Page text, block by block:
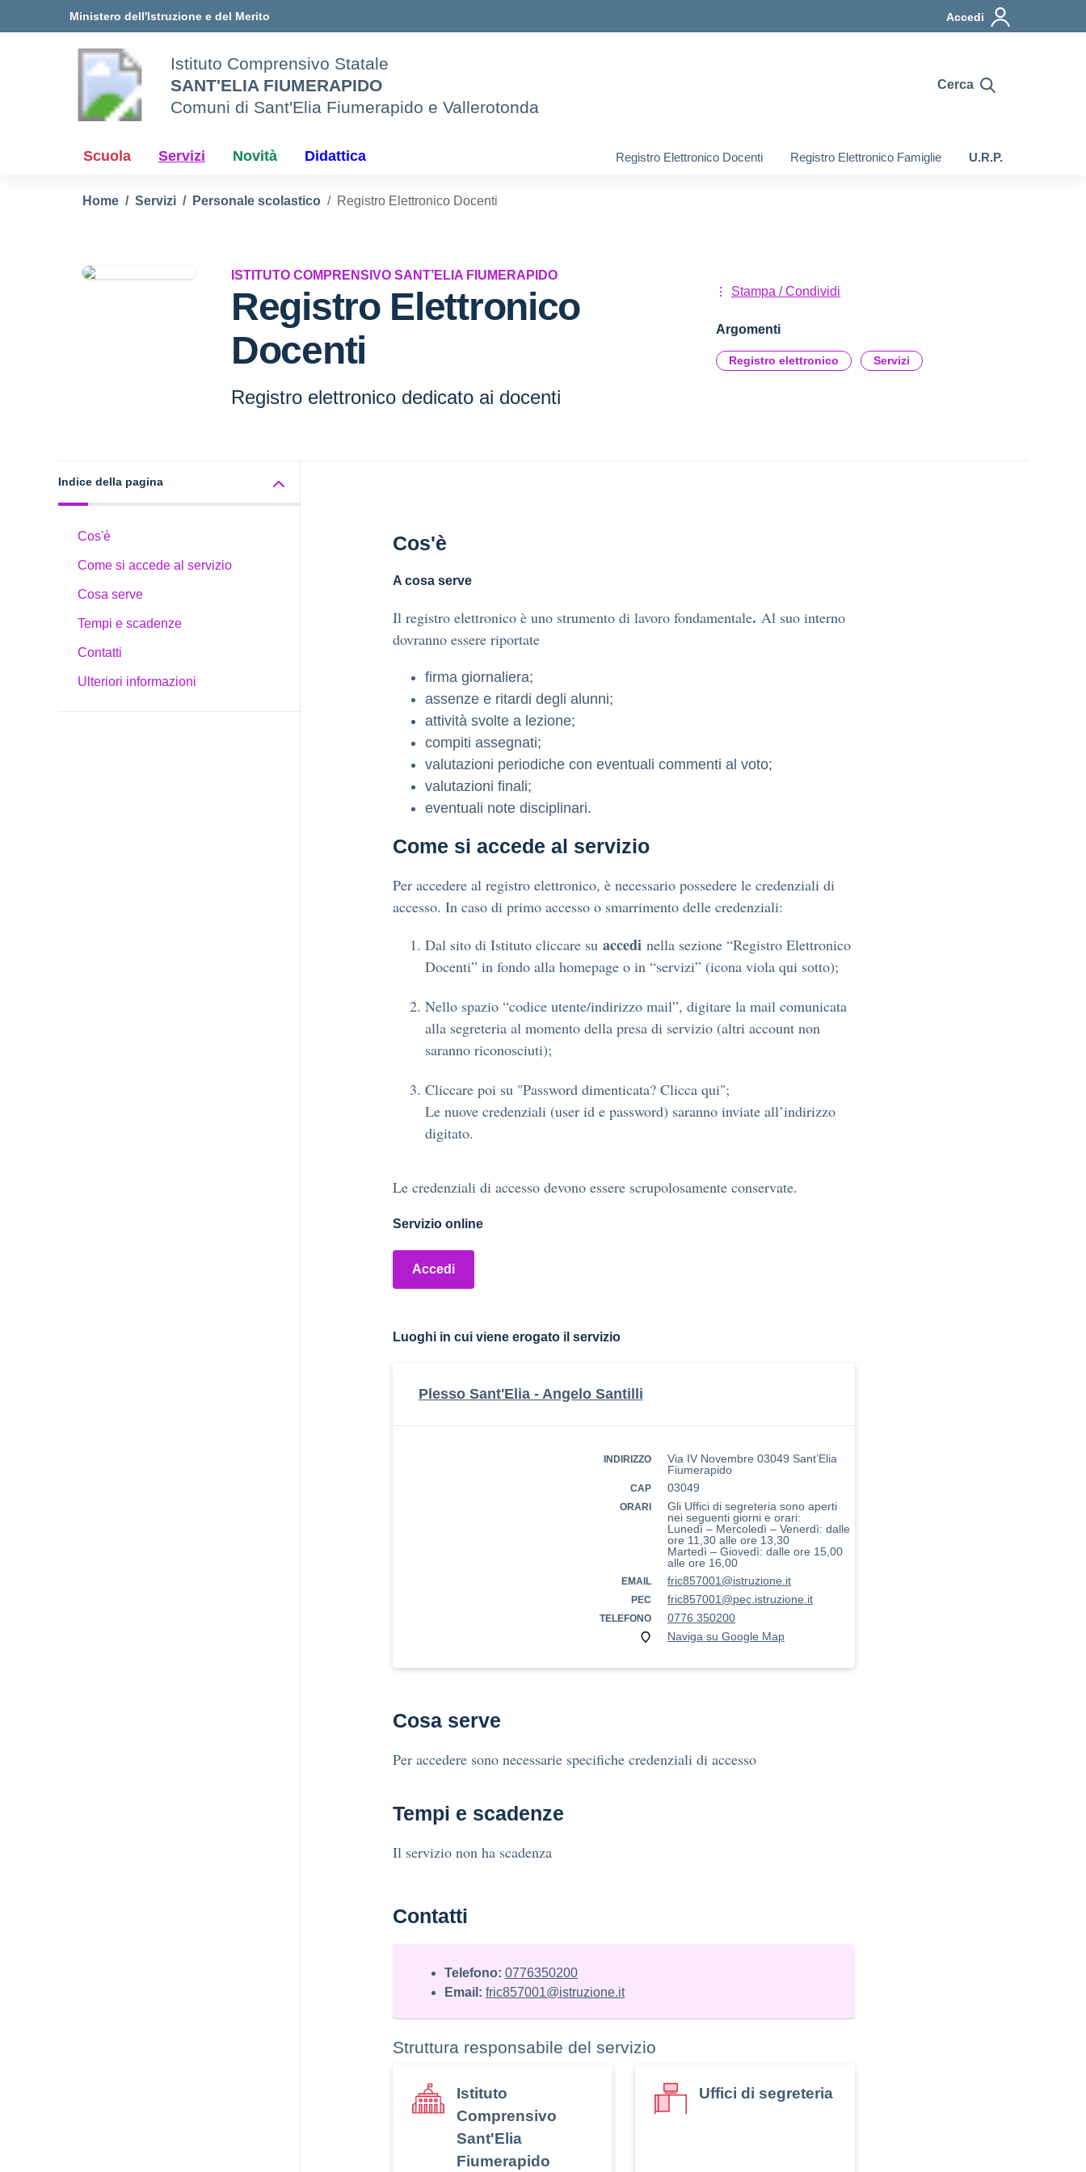
Ministero dell'Istruzione e del Merito Accedi
Istituto Comprensivo Statale
SANT'ELIA FIUMERAPIDO
Comuni di Sant'Elia Fiumerapido e Vallerotonda
Cerca
Scuola Servizi Novità Didattica Registro Elettronico Docenti Registro Elettronico Famiglie U.R.P.
Home Servizi Personale scolastico Registro Elettronico Docenti
ISTITUTO COMPRENSIVO SANT’ELIA FIUMERAPIDO
Registro Elettronico
Docenti
Registro elettronico dedicato ai docenti
Stampa / Condividi
Argomenti
Registro elettronico Servizi
Indice della pagina
Cos'è
Come si accede al servizio
Cosa serve
Tempi e scadenze
Contatti
Ulteriori informazioni
Cos'è
A cosa serve
Il registro elettronico è uno strumento di lavoro fondamentale. Al suo interno
dovranno essere riportate
firma giornaliera;
assenze e ritardi degli alunni;
attività svolte a lezione;
compiti assegnati;
valutazioni periodiche con eventuali commenti al voto;
valutazioni finali;
eventuali note disciplinari.
Come si accede al servizio
Per accedere al registro elettronico, è necessario possedere le credenziali di
accesso. In caso di primo accesso o smarrimento delle credenziali:
Dal sito di Istituto cliccare su accedi nella sezione “Registro Elettronico
Docenti” in fondo alla homepage o in “servizi” (icona viola qui sotto);
Nello spazio “codice utente/indirizzo mail”, digitare la mail comunicata
alla segreteria al momento della presa di servizio (altri account non
saranno riconosciuti);
Cliccare poi su "Password dimenticata? Clicca qui";
Le nuove credenziali (user id e password) saranno inviate all’indirizzo
digitato.
Le credenziali di accesso devono essere scrupolosamente conservate.
Servizio online
Accedi
Luoghi in cui viene erogato il servizio
Plesso Sant'Elia - Angelo Santilli
INDIRIZZO
Via IV Novembre 03049 Sant’Elia
Fiumerapido
CAP 03049
ORARI
Gli Uffici di segreteria sono aperti
nei seguenti giorni e orari:
Lunedì – Mercoledì – Venerdì: dalle
ore 11,30 alle ore 13,30
Martedì – Giovedì: dalle ore 15,00
alle ore 16,00
EMAIL fric857001@istruzione.it
PEC fric857001@pec.istruzione.it
TELEFONO
0776 350200
Naviga su Google Map
Cosa serve
Per accedere sono necessarie specifiche credenziali di accesso
Tempi e scadenze
Il servizio non ha scadenza
Contatti
Telefono: 0776350200
Email: fric857001@istruzione.it
Struttura responsabile del servizio
Istituto
Comprensivo
Sant'Elia
Fiumerapido
Uffici di segreteria